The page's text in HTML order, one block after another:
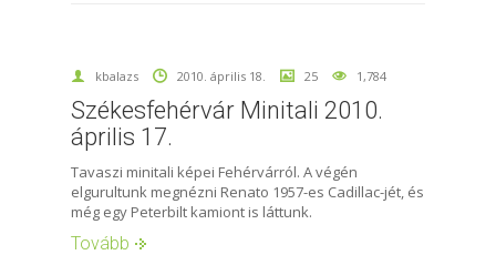
kbalazs 2010. április 18. 25 1,784
Székesfehérvár Minitali 2010.
április 17.
Tavaszi minitali képei Fehérvárról. A végén
elgurultunk megnézni Renato 1957-es Cadillac-jét, és
még egy Peterbilt kamiont is láttunk.
Tovább